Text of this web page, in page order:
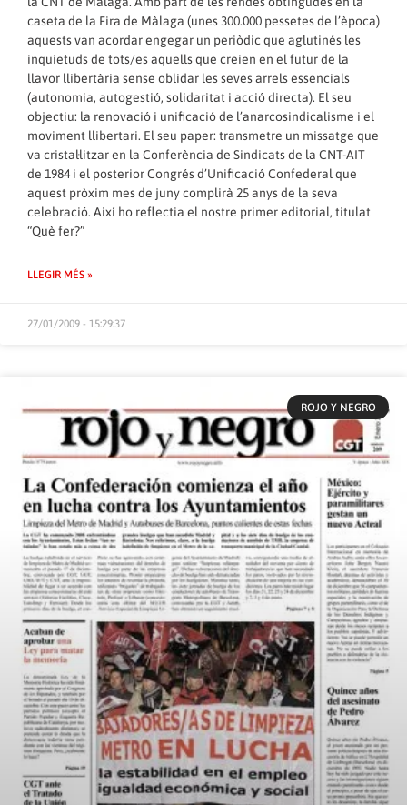
caseta de la Fira de Màlaga (unes 300.000 pessetes de l’època)
aquests van acordar engegar un periòdic que aglutinés les
inquietuds de tots/es aquells que creien en el futur de la
llavor llibertària sense oblidar les seves arrels essencials
(autonomia, autogestió, solidaritat i acció directa). El seu
objectiu: la renovació i unificació de l’anarcosindicalisme i el
moviment llibertari. El seu paper: transmetre un missatge que
va cristal·litzar en la Conferència de Sindicats de la CNT-AIT
de 1984 i el posterior Congrés d’Unificació Confederal que
aquest pròxim mes de juny complirà 25 anys de la seva
celebració. Així ho reflectia el nostre primer editorial, titulat
“Què fer?”
LLEGIR MÉS »
27/01/2009 - 15:29:37
ROJO Y NEGRO